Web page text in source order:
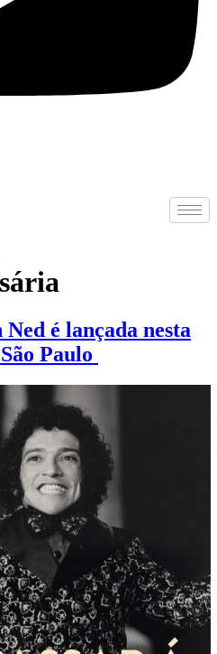
é lançada nesta
Paulo